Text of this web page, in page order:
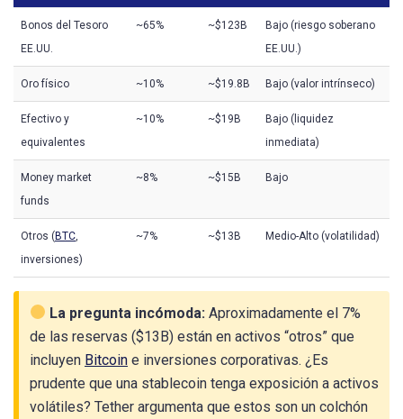
Bonos del Tesoro
EE.UU.
~65% ~$123B
Bajo (riesgo soberano
EE.UU.)
Oro físico ~10% ~$19.8B Bajo (valor intrínseco)
Efectivo y
equivalentes
~10% ~$19B
Bajo (liquidez
inmediata)
Money market
funds
~8% ~$15B Bajo
Otros (BTC
inversiones)
~7% ~$13B Medio-Alto (volatilidad)
La pregunta incómoda: Aproximadamente el 7%
de las reservas ($13B) están en activos “otros” que
incluyen Bitcoin e inversiones corporativas. ¿Es
prudente que una stablecoin tenga exposición a activos
volátiles? Tether argumenta que estos son un colchón